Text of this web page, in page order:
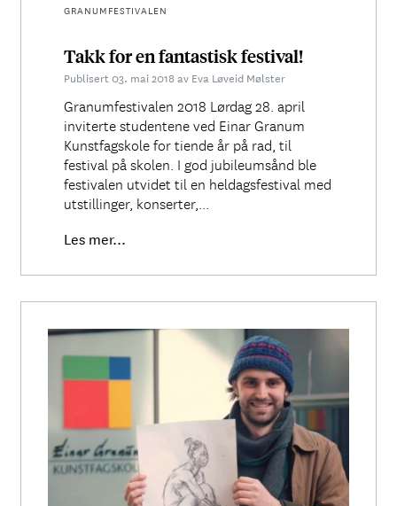
GRANUMFESTIVALEN
Takk for en fantastisk festival!
Publisert 03. mai 2018 av Eva Løveid Mølster
Granumfestivalen 2018 Lørdag 28. april
inviterte studentene ved Einar Granum
Kunstfagskole for tiende år på rad, til
festival på skolen. I god jubileumsånd ble
festivalen utvidet til en heldagsfestival med
utstillinger, konserter,...
Les mer...